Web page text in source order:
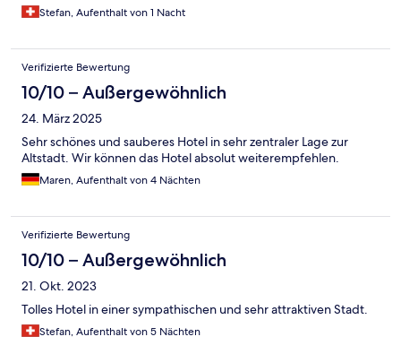
Stefan, Aufenthalt von 1 Nacht
Verifizierte Bewertung
10/10 – Außergewöhnlich
24. März 2025
Sehr schönes und sauberes Hotel in sehr zentraler Lage zur
Altstadt. Wir können das Hotel absolut weiterempfehlen.
Maren, Aufenthalt von 4 Nächten
Verifizierte Bewertung
10/10 – Außergewöhnlich
21. Okt. 2023
Tolles Hotel in einer sympathischen und sehr attraktiven Stadt.
Stefan, Aufenthalt von 5 Nächten